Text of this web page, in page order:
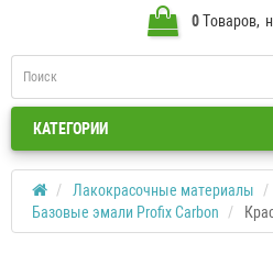
0Tоваров,
КАТЕГОРИИ
Лакокрасочные материалы
Базовые эмали Profix Carbon